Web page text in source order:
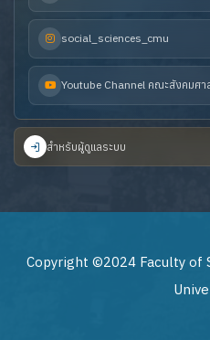
social_sciences_cmu
Youtube Channel คณะสังคมศา
สำหรับผู้ดูแลระบบ
Copyright ©2024 Faculty of